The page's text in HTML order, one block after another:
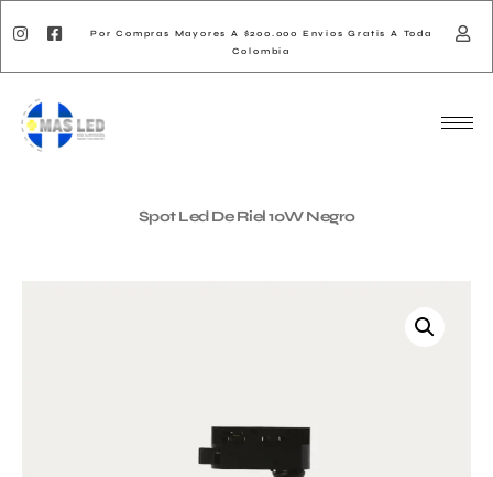
Por Compras Mayores A $200.000 Envios Gratis A Toda
Colombia
Spot Led De Riel 10W Negro